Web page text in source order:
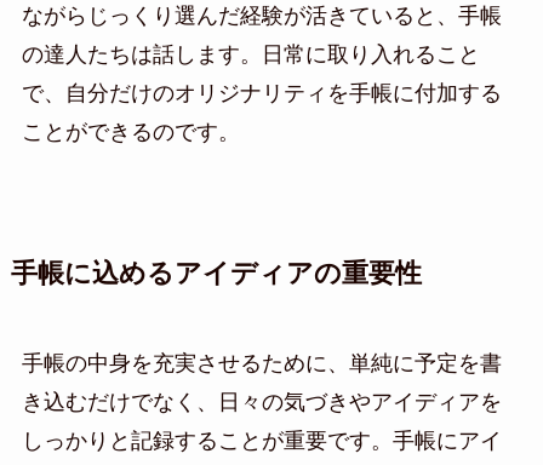
ながらじっくり選んだ経験が活きていると、手帳
の達人たちは話します。日常に取り入れること
で、自分だけのオリジナリティを手帳に付加する
ことができるのです。
手帳に込めるアイディアの重要性
手帳の中身を充実させるために、単純に予定を書
き込むだけでなく、日々の気づきやアイディアを
しっかりと記録することが重要です。手帳にアイ